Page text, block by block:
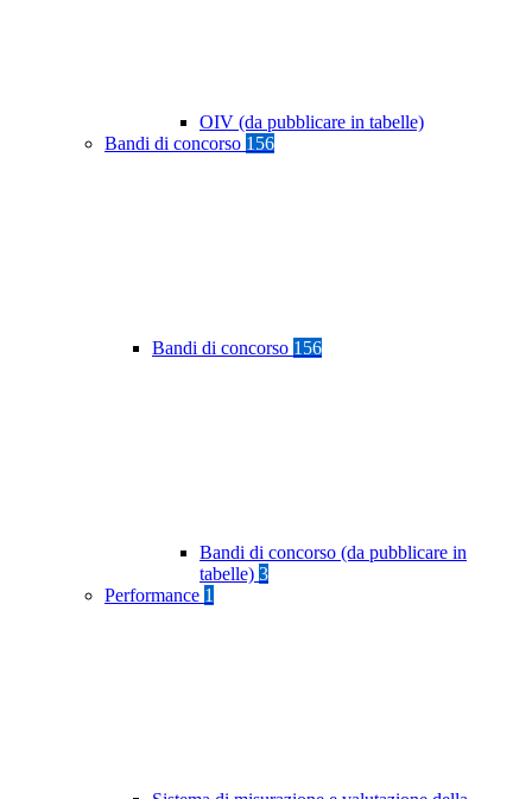
OIV (da pubblicare in tabelle)
Bandi di concorso 156
Bandi di concorso 156
Bandi di concorso (da pubblicare in
tabelle) 3
Performance 1